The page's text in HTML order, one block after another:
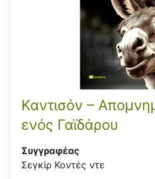
Καντισόν –
ενός Γαϊδάρου
Συγγραφέας
Σεγκίρ Κοντές ντε